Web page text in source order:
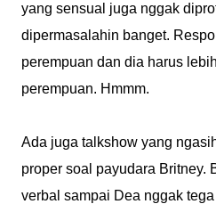
yang sensual juga nggak
dipermasalahin banget.
perempuan dan dia harus
perempuan. Hmmm.
Ada juga talkshow yang
proper soal payudara Britney.
verbal sampai Dea nggak